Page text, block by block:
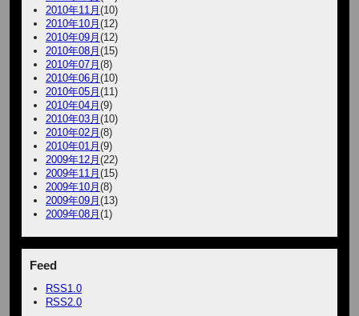
2010年11月(10)
2010年10月(12)
2010年09月(12)
2010年08月(15)
2010年07月(8)
2010年06月(10)
2010年05月(11)
2010年04月(9)
2010年03月(10)
2010年02月(8)
2010年01月(9)
2009年12月(22)
2009年11月(15)
2009年10月(8)
2009年09月(13)
2009年08月(1)
Feed
RSS1.0
RSS2.0